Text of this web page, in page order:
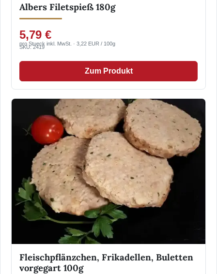
Albers Filetspieß 180g
5,79 €
pro Stueck inkl. MwSt. · 3,22 EUR / 100g
SKU: 2419
Zum Produkt
Fleischpflänzchen, Frikadellen, Buletten
vorgegart 100g